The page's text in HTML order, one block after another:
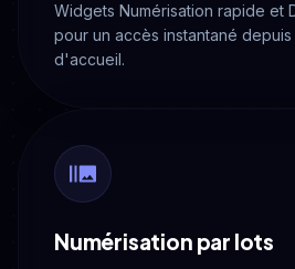
Widgets Numérisation rapide et
pour un accès instantané
d'accueil.
Numérisation par lots